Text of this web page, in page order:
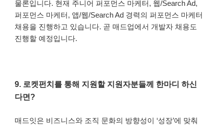
물론입니다. 현재 주니어 퍼포먼스 마케터, 웹/Search Ad,
퍼포먼스 마케터, 앱/웹/Search Ad 경력의 퍼포먼스 마케터
채용을 진행하고 있습니다. 곧 매드업에서 개발자 채용도
진행할 예정입니다.
9. 로켓펀치를 통해 지원할 지원자분들께 한마디 하신
다면?
매드잇은 비즈니스와 조직 문화의 방향성이 ‘성장’에 맞춰